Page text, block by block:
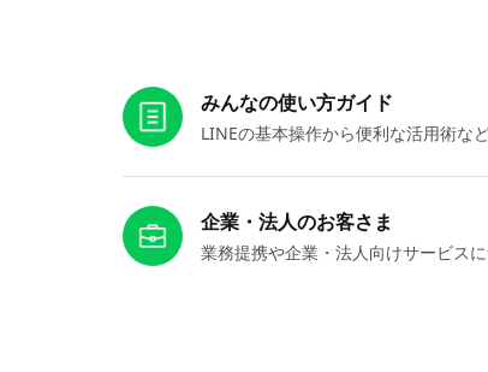
みんなの使い方ガイド
LINEの基本操作から便利な活用術な
企業・法人のお客さま
業務提携や企業・法人向けサービス